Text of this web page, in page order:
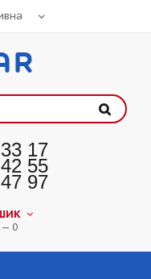
17
55
97
— 0